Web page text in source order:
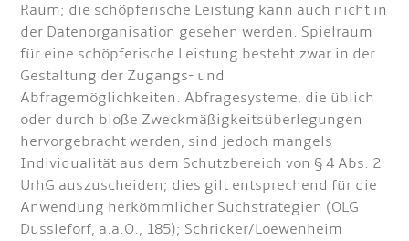
Raum; die schöpferische Leistung kann auch nicht in
der Datenorganisation gesehen werden. Spielraum
für eine schöpferische Leistung besteht zwar in der
Gestaltung der Zugangs- und
Abfragemöglichkeiten. Abfragesysteme, die üblich
oder durch bloße Zweckmäßigkeitsüberlegungen
hervorgebracht werden, sind jedoch mangels
Individualität aus dem Schutzbereich von § 4 Abs. 2
UrhG auszuscheiden; dies gilt entsprechend für die
Anwendung herkömmlicher Suchstrategien (OLG
Düssleforf, a.a.O., 185); Schricker/Loewenheim